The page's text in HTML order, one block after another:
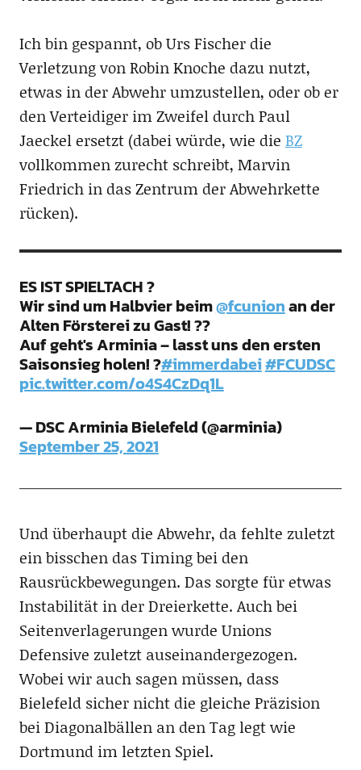
Ich bin gespannt, ob Urs Fischer die
Verletzung von Robin Knoche dazu nutzt,
etwas in der Abwehr umzustellen, oder ob er
den Verteidiger im Zweifel durch Paul
Jaeckel ersetzt (dabei würde, wie die BZ
vollkommen zurecht schreibt, Marvin
Friedrich in das Zentrum der Abwehrkette
rücken).
ES IST SPIELTACH ?
Wir sind um Halbvier beim@fcunionan der
Alten Försterei zu Gast! ??
Auf geht's Arminia – lasst uns den ersten
Saisonsieg holen! ?#immerdabei#FCUDSC
pic.twitter.com/o4S4CzDq1L
— DSC Arminia Bielefeld (@arminia)
September 25, 2021
Und überhaupt die Abwehr, da fehlte zuletzt
ein bisschen das Timing bei den
Rausrückbewegungen. Das sorgte für etwas
Instabilität in der Dreierkette. Auch bei
Seitenverlagerungen wurde Unions
Defensive zuletzt auseinandergezogen.
Wobei wir auch sagen müssen, dass
Bielefeld sicher nicht die gleiche Präzision
bei Diagonalbällen an den Tag legt wie
Dortmund im letzten Spiel.